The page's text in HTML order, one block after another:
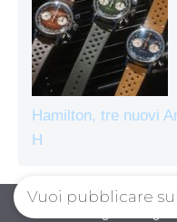
Hamilton, tre nuovi
H
Vuoi pubblicare